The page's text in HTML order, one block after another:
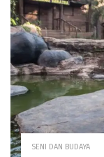
SENI DAN BUDAYA